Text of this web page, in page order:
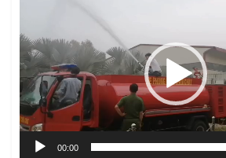
Video
00:00